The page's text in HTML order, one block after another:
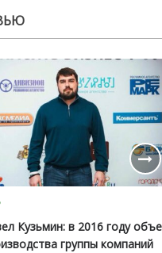
Кузьмин: в 2016 году
группы компаний